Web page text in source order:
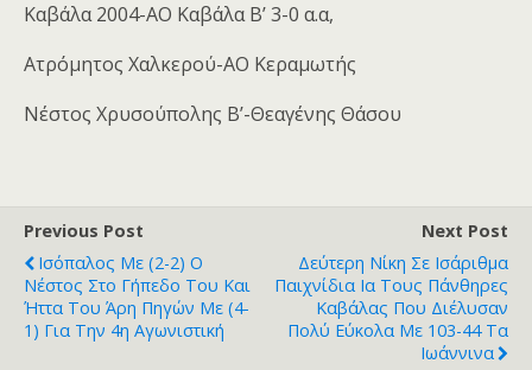
Καβάλα 2004-ΑΟ Καβάλα Β’ 3-0 α.α,
Ατρόμητος Χαλκερού-ΑΟ Κεραμωτής
Νέστος Χρυσούπολης Β’-Θεαγένης Θάσου
Previous Post
Ισόπαλος Με (2-2) Ο
Νέστος Στο Γήπεδο Του Και
Ήττα Του Άρη Πηγών Με (4-
1) Για Την 4η Αγωνιστική
Next Post
Δεύτερη Νίκη Σε Ισάριθμα
Παιχνίδια Ια Τους Πάνθηρες
Καβάλας Που Διέλυσαν
Πολύ Εύκολα Με 103-44 Τα
Ιωάννινα